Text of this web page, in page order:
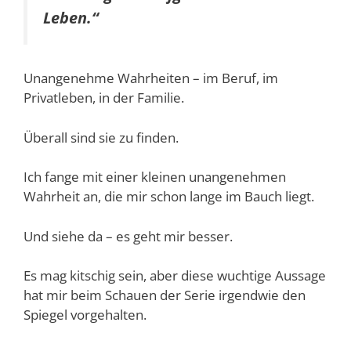
Leben.“
Unangenehme Wahrheiten – im Beruf, im
Privatleben, in der Familie.
Überall sind sie zu finden.
Ich fange mit einer kleinen unangenehmen
Wahrheit an, die mir schon lange im Bauch liegt.
Und siehe da – es geht mir besser.
Es mag kitschig sein, aber diese wuchtige Aussage
hat mir beim Schauen der Serie irgendwie den
Spiegel vorgehalten.